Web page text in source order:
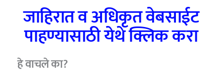
जाहिरात व अधिकृत वेबसाईट
पाहण्यासाठी येथे क्लिक करा
हे वाचले का?